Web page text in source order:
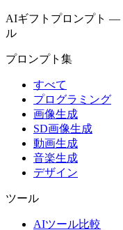
AIギフトプロンプト —
ル
プロンプト集
すべて
プログラミング
画像生成
SD画像生成
動画生成
音楽生成
デザイン
ツール
AIツール比較